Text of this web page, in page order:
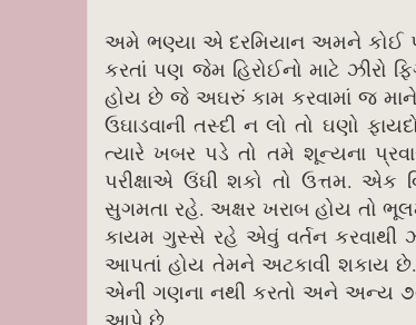
અમે ભણ્યા એ દરમિયાન અમને કોઈ
કરતાં પણ જેમ હિરોઈનો માટે ઝીરો
હોય છે જે અઘરું કામ કરવામાં જ માને
ઉઘાડવાની તસ્દી ન લો તો ઘણો
ત્યારે ખબર પડે તો તમે શૂન્યના
પરીક્ષાએ ઉંઘી શકો તો ઉત્તમ. એક
સુગમતા રહે. અક્ષર ખરાબ હોય તો
કાયમ ગુસ્સે રહે એવું વર્તન કરવાથી
આપતાં હોય તેમને અટકાવી શકાય
એની ગણના નથી કરતો અને અન્ય ૭૦-
આપે છે.